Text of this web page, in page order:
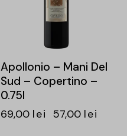
Apollonio – Mani Del
Sud – Copertino –
0.75l
69,00 lei 57,00 lei